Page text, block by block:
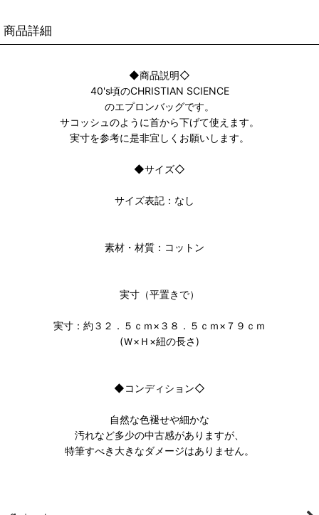
商品詳細
◆商品説明◇
40's頃のCHRISTIAN SCIENCE
のエプロンバッグです。
サコッシュのように首から下げて使えます。
実寸を参考に是非宜しくお願いします。
◆サイズ◇
サイズ表記：なし
素材・材質：コットン
実寸（平置きで）
実寸：約３２．５ｃｍ×３８．５ｃｍ×７９ｃｍ
(Ｗ×Ｈ×紐の長さ)
◆コンディション◇
自然な色褪せや細かな
汚れなど多少の中古感がありますが、
特筆すべき大きなダメージはありません。